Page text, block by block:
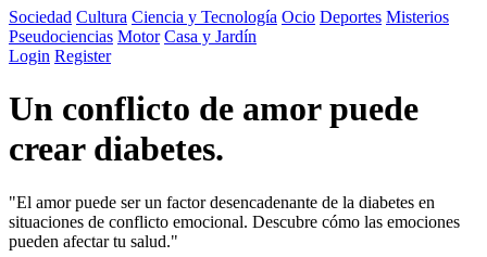
Sociedad Cultura Ciencia y Tecnología Ocio Deportes Misterios
Pseudociencias Motor Casa y Jardín
Login Register
Un conflicto de amor puede
crear diabetes.
"El amor puede ser un factor desencadenante de la diabetes en
situaciones de conflicto emocional. Descubre cómo las emociones
pueden afectar tu salud."